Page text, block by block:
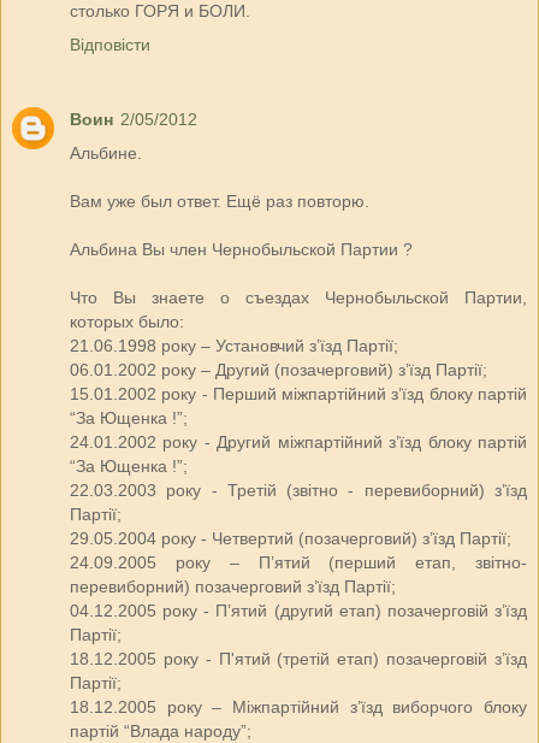
столько ГОРЯ и БОЛИ.
Відповісти
Воин 2/05/2012
Альбине.
Вам уже был ответ. Ещё раз повторю.
Альбина Вы член Чернобыльской Партии ?
Что Вы знаете о съездах Чернобыльской Партии,
которых было:
21.06.1998 року – Установчий з’їзд Партії;
06.01.2002 року – Другий (позачерговий) з’їзд Партії;
15.01.2002 року - Перший міжпартійний з’їзд блоку партій
“За Ющенка !”;
24.01.2002 року - Другий міжпартійний з’їзд блоку партій
“За Ющенка !”;
22.03.2003 року - Третій (звітно - перевиборний) з’їзд
Партії;
29.05.2004 року - Четвертий (позачерговий) з’їзд Партії;
24.09.2005 року – П’ятий (перший етап, звітно-
перевиборний) позачерговий з’їзд Партії;
04.12.2005 року - П’ятий (другий етап) позачерговій з’їзд
Партії;
18.12.2005 року - П'ятий (третій етап) позачерговій з’їзд
Партії;
18.12.2005 року – Міжпартійний з’їзд виборчого блоку
партій “Влада народу”;